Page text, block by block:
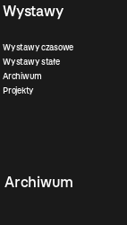
Wystawy
Wystawy czasowe
Wystawy stałe
Archiwum
Projekty
Archiwum